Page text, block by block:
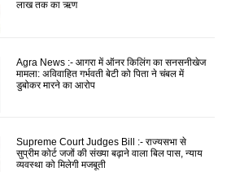
लाख तक का ऋण
Agra News :- आगरा में ऑनर किलिंग का सनसनीखेज
मामला: अविवाहित गर्भवती बेटी को पिता ने चंबल में
डुबोकर मारने का आरोप
Supreme Court Judges Bill :- राज्यसभा से
सुप्रीम कोर्ट जजों की संख्या बढ़ाने वाला बिल पास, न्याय
व्यवस्था को मिलेगी मजबूती